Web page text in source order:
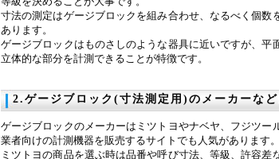
寸法の測定はゲージブロックを組み合わせ、なるべく個数
あります。
ゲージブロックはものさしのような器具に近いですが、平
立体的な部分を計測できることが特徴です。
2.ゲージブロック(寸法測定用)のメーカーなど
ゲージブロックのメーカーはミツトヨやナベヤ、フジツー
業者向けの計測機器を販売するサイトでも人気があります。
ミツトヨの商品を選ぶ時は品番や呼び寸法、等級、許容差